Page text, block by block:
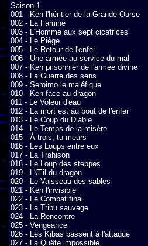
Saison 1
001 - Ken l'héritier de la Grande Ourse
002 - La Famine
003 - L'Homme aux sept cicatrices
004 - Le Piège
005 - Le Retour de l'enfer
006 - Une armée au service du mal
007 - Ken prisonnier de l'armée divine
008 - La Guerre des sens
009 - Seroimo le maléfique
010 - Ken face au dragon
011 - Le Voleur d'eau
012 - La mort est au bout de l'enfer
013 - Le Coup du Diable
014 - Le Temps de la misère
015 - À trois, tu meurs
016 - Les Loups entre eux
017 - La Trahison
018 - Le Loup des steppes
019 - L'Œil du dragon
020 - Le Vaisseau des sables
021 - Ken l'invisible
022 - Le Combat final
023 - La Tribu sauvage
024 - La Rencontre
025 - Vengeance
026 - Les Kibas passent à l'attaque
027 - La Quête impossible